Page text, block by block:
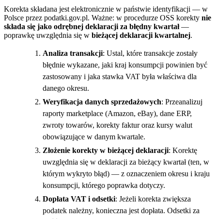
Korekta składana jest elektronicznie w państwie identyfikacji — w
Polsce przez podatki.gov.pl. Ważne: w procedurze OSS korekty nie
składa się jako odrębnej deklaracji za błędny kwartał—
poprawkę uwzględnia się w bieżącej deklaracji kwartalnej.
Analiza transakcji: Ustal, które transakcje zostały
błędnie wykazane, jaki kraj konsumpcji powinien być
zastosowany i jaka stawka VAT była właściwa dla
danego okresu.
Weryfikacja danych sprzedażowych: Przeanalizuj
raporty marketplace (Amazon, eBay), dane ERP,
zwroty towarów, korekty faktur oraz kursy walut
obowiązujące w danym kwartale.
Złożenie korekty w bieżącej deklaracji: Korektę
uwzględnia się w deklaracji za bieżący kwartał (ten, w
którym wykryto błąd) — z oznaczeniem okresu i kraju
konsumpcji, którego poprawka dotyczy.
Dopłata VAT i odsetki: Jeżeli korekta zwiększa
podatek należny, konieczna jest dopłata. Odsetki za